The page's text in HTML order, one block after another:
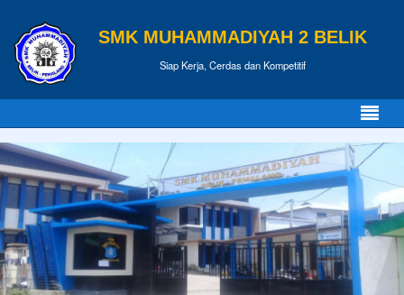
SMK MUHAMMADIYAH 2 BELIK
Siap Kerja, Cerdas dan Kompetitif